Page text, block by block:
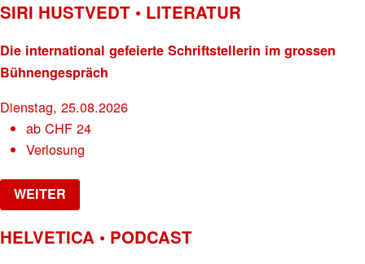
SIRI HUSTVEDT • LITERATUR
Die international gefeierte Schriftstellerin im grossen
Bühnengespräch
Dienstag, 25.08.2026
abCHF 24
Verlosung
WEITER
HELVETICA • PODCAST